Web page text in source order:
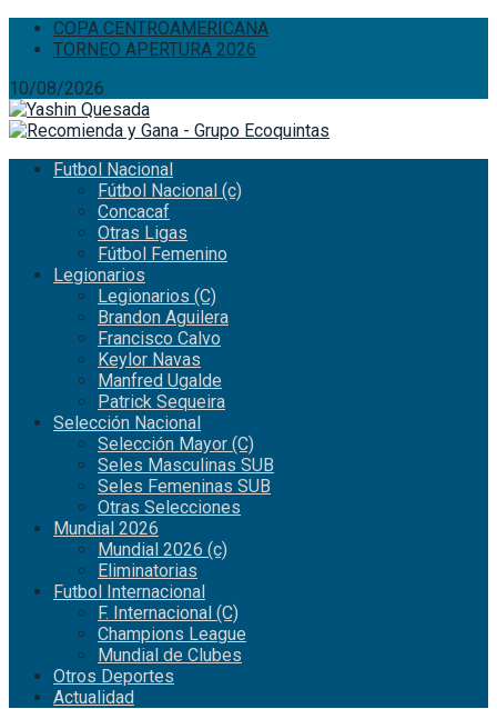
COPA CENTROAMERICANA
TORNEO APERTURA 2026
10/08/2026
Futbol Nacional
Fútbol Nacional (c)
Concacaf
Otras Ligas
Fútbol Femenino
Legionarios
Legionarios (C)
Brandon Aguilera
Francisco Calvo
Keylor Navas
Manfred Ugalde
Patrick Sequeira
Selección Nacional
Selección Mayor (C)
Seles Masculinas SUB
Seles Femeninas SUB
Otras Selecciones
Mundial 2026
Mundial 2026 (c)
Eliminatorias
Futbol Internacional
F. Internacional (C)
Champions League
Mundial de Clubes
Otros Deportes
Actualidad